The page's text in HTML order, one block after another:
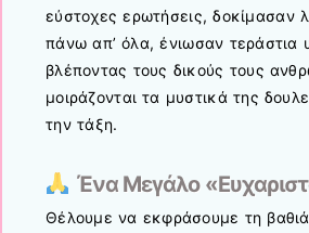
εύστοχες ερωτήσεις, δοκίμασαν
πάνω απ’ όλα, ένιωσαν τεράστια
βλέποντας τους δικούς τους
μοιράζονται τα μυστικά της
την τάξη.
Ένα Μεγάλο
Θέλουμε να εκφράσουμε τη